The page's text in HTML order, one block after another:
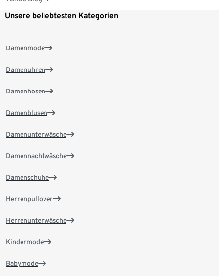
Unsere beliebtesten Kategorien
Damenmode
Damenuhren
Damenhosen
Damenblusen
Damenunterwäsche
Damennachtwäsche
Damenschuhe
Herrenpullover
Herrenunterwäsche
Kindermode
Babymode